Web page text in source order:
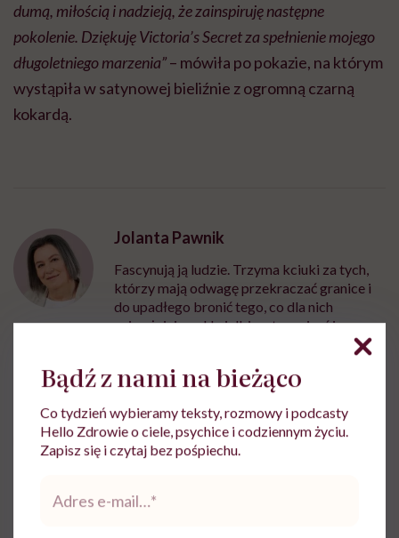
dumą, miłością i nadzieją, że zainspiruję następne
pokolenie. Dziękuję Victoria’s Secret za spełnienie mojego
długoletniego marzenia”– mówiła po pokazie, na którym
wystąpiła w satynowej bieliźnie z ogromną czarną
kokardą.
Jolanta Pawnik
Fascynują ją ludzie. Trzyma kciuki za tych,
którzy mają odwagę przekraczać granice i
do upadłego bronić tego, co dla nich
najważniejsze. Uwielbia o tym pisać i
Zobacz profil
Udostępnij
Powiązane tematy:
Bądź z nami na bieżąco
Co tydzień wybieramy teksty, rozmowy i podcasty
Hello Zdrowie o ciele, psychice i codziennym życiu.
Zapisz się i czytaj bez pośpiechu.
mail*